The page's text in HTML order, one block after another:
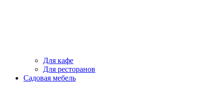
Для кафе
Для ресторанов
Садовая мебель